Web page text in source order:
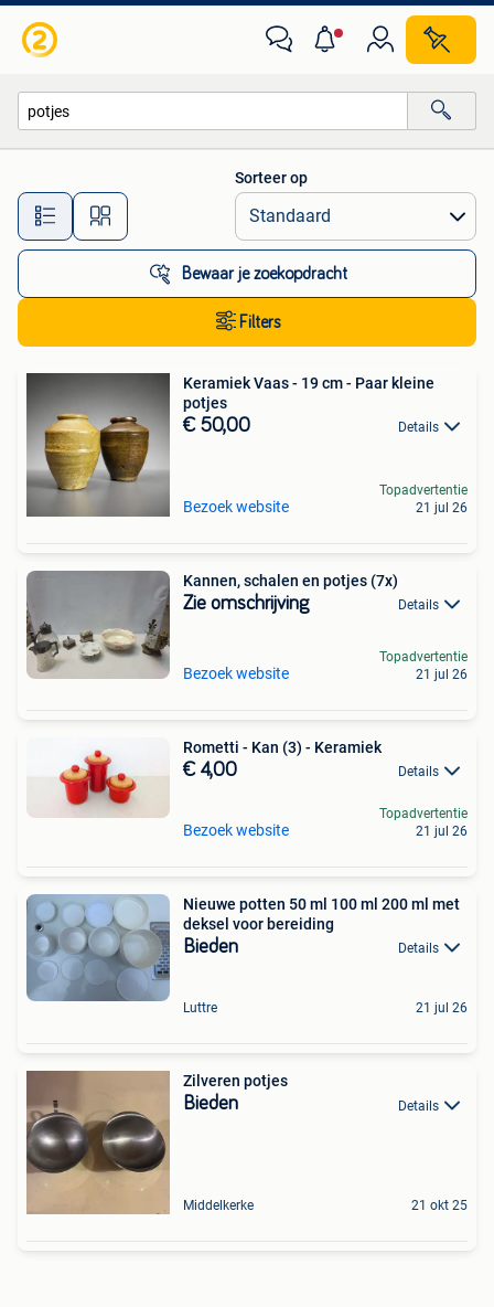
Alle afstanden…
Sorteer op
Bewaar je zoekopdracht
Filters
Keramiek Vaas - 19 cm - Paar kleine
potjes
€ 50,00 Details
Bezoek website
Topadvertentie
21 jul 26
Kannen, schalen en potjes (7x)
Zie omschrijving Details
Bezoek website
Topadvertentie
21 jul 26
Rometti - Kan (3) - Keramiek
€ 4,00 Details
Bezoek website
Topadvertentie
21 jul 26
Nieuwe potten 50 ml 100 ml 200 ml met
deksel voor bereiding
Bieden Details
Luttre 21 jul 26
Zilveren potjes
Bieden Details
Middelkerke 21 okt 25